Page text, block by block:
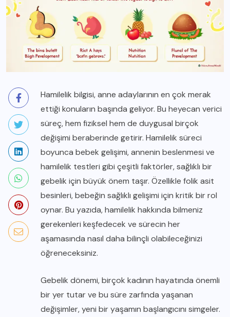
Hamilelik bilgisi, anne adaylarının en çok merak
ettiği konuların başında geliyor. Bu heyecan verici
süreç, hem fiziksel hem de duygusal birçok
değişimi beraberinde getirir. Hamilelik süreci
boyunca bebek gelişimi, annenin beslenmesi ve
hamilelik testleri gibi çeşitli faktörler, sağlıklı bir
gebelik için büyük önem taşır. Özellikle folik asit
besinleri, bebeğin sağlıklı gelişimi için kritik bir rol
oynar. Bu yazıda, hamilelik hakkında bilmeniz
gerekenleri keşfedecek ve sürecin her
aşamasında nasıl daha bilinçli olabileceğinizi
öğreneceksiniz.
Gebelik dönemi, birçok kadının hayatında önemli
bir yer tutar ve bu süre zarfında yaşanan
değişimler, yeni bir yaşamın başlangıcını simgeler.